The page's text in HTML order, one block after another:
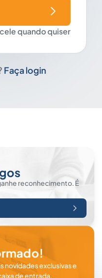
quando quiser
Faça login
reconhecimento. É
novidades exclusivas e
de entrada.